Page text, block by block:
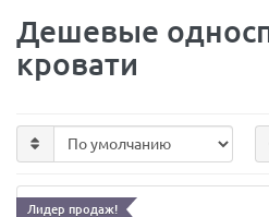
Дешевые
кровати
Лидер продаж!